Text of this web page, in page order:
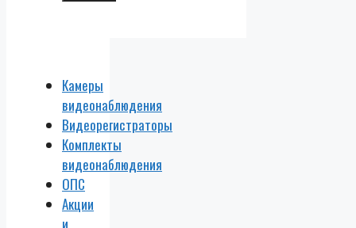
Камеры
видеонаблюдения
Видеорегистраторы
Комплекты
видеонаблюдения
ОПС
Акции
и